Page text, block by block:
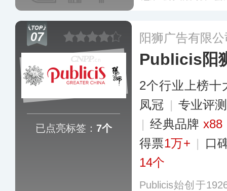
创意品牌发展战
07
已点亮标签： 7个
阳狮广告有限
Publicis阳
2个行业上榜十
凤冠 | 专业评
| 经典品牌x88
得票1万+ | 口
14个
Publicis始创于